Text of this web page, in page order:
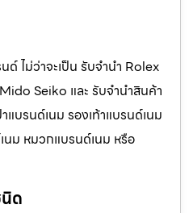
ไม่ว่าจะเป็น รับจำนำ Rolex
Seiko และ รับจำนำสินค้า
แบรนด์เนม รองเท้าแบรนด์เนม
นม หมวกแบรนด์เนม หรือ
ด